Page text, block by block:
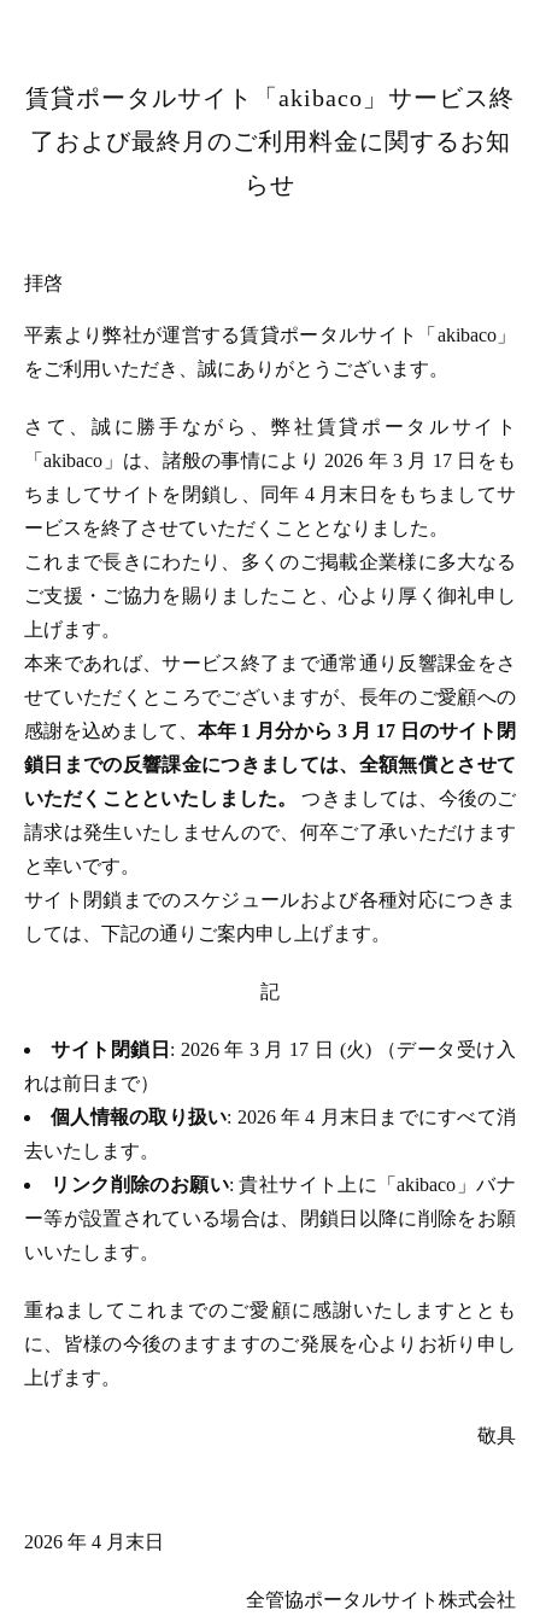
賃貸ポータルサイト「akibaco」サービス終
了および最終月のご利用料金に関するお知
らせ
拝啓
平素より弊社が運営する賃貸ポータルサイト「akibaco」
をご利用いただき、誠にありがとうございます。
さて、誠に勝手ながら、弊社賃貸ポータルサイト
「akibaco」は、諸般の事情により 2026 年 3 月 17 日をも
ちましてサイトを閉鎖し、同年 4 月末日をもちましてサ
ービスを終了させていただくこととなりました。
これまで長きにわたり、多くのご掲載企業様に多大なる
ご支援・ご協力を賜りましたこと、心より厚く御礼申し
上げます。
本来であれば、サービス終了まで通常通り反響課金をさ
せていただくところでございますが、長年のご愛顧への
感謝を込めまして、 本年 1 月分から 3 月 17 日のサイト閉
鎖日までの反響課金につきましては、全額無償とさせて
いただくことといたしました。つきましては、今後のご
請求は発生いたしませんので、何卒ご了承いただけます
と幸いです。
サイト閉鎖までのスケジュールおよび各種対応につきま
しては、下記の通りご案内申し上げます。
記
サイト閉鎖日 : 2026 年 3 月 17 日 (火) （データ受け入
れは前日まで）
個人情報の取り扱い: 2026 年 4 月末日までにすべて消
去いたします。
リンク削除のお願い: 貴社サイト上に「akibaco」バナ
ー等が設置されている場合は、閉鎖日以降に削除をお願
いいたします。
重ねましてこれまでのご愛顧に感謝いたしますととも
に、皆様の今後のますますのご発展を心よりお祈り申し
上げます。
敬具
2026 年 4 月末日
全管協ポータルサイト株式会社